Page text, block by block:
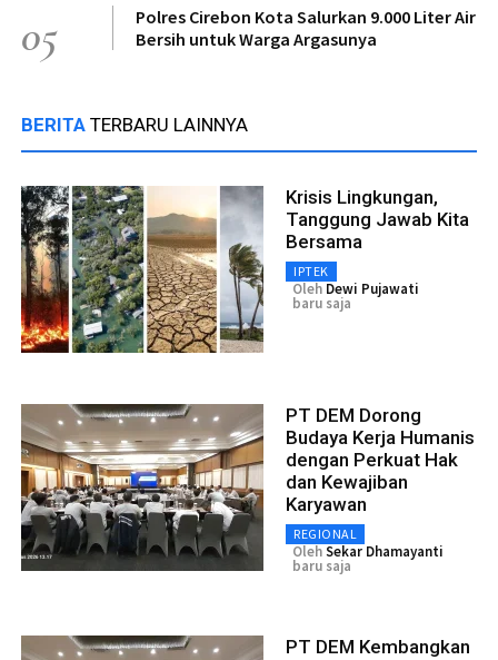
05
Polres Cirebon Kota Salurkan 9.000 Liter Air
Bersih untuk Warga Argasunya
BERITA TERBARU LAINNYA
Krisis Lingkungan,
Tanggung Jawab Kita
Bersama
IPTEK
Oleh Dewi Pujawati
baru saja
PT DEM Dorong
Budaya Kerja Humanis
dengan Perkuat Hak
dan Kewajiban
Karyawan
REGIONAL
OlehSekar Dhamayanti
baru saja
PT DEM Kembangkan